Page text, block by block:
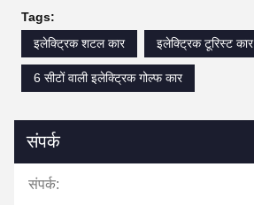
Tags:
इलेक्ट्रिक शटल कार
इलेक्ट्रिक टूरिस्ट कार
6 सीटों वाली इलेक्ट्रिक गोल्फ कार
संपर्क
संपर्क: